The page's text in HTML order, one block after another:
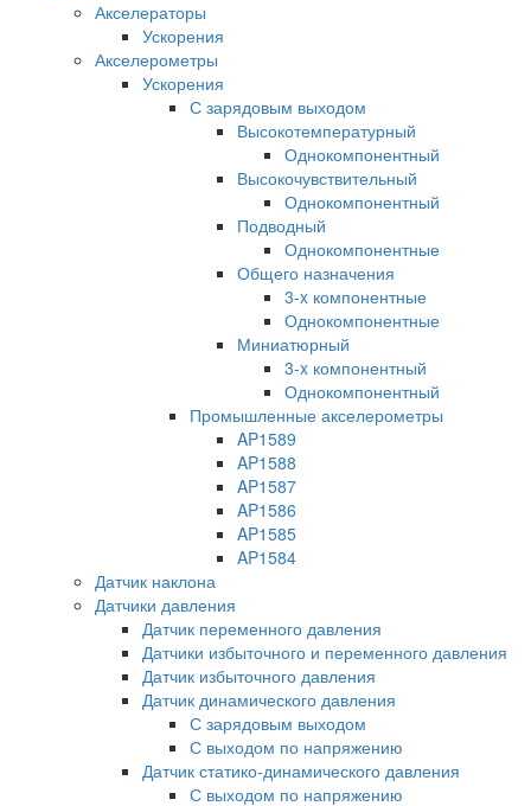
Акселераторы
Ускорения
Акселерометры
Ускорения
С зарядовым выходом
Высокотемпературный
Однокомпонентный
Высокочувствительный
Однокомпонентный
Подводный
Однокомпонентные
Общего назначения
3-x компонентные
Однокомпонентные
Миниатюрный
3-x компонентный
Однокомпонентный
Промышленные акселерометры
AP1589
AP1588
AP1587
AP1586
AP1585
AP1584
Датчик наклона
Датчики давления
Датчик переменного давления
Датчики избыточного и переменного давления
Датчик избыточного давления
Датчик динамического давления
С зарядовым выходом
С выходом по напряжению
Датчик статико-динамического давления
С выходом по напряжению